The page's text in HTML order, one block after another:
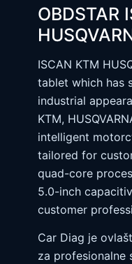
OBDSTAR
ISCAN KTM
tablet which has
industrial
KTM,
intelligent
tailored for
quad-core
5.0-inch
customer
Car Diag je
za profesionalne